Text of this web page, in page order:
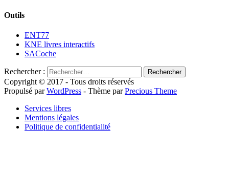
Outils
ENT77
KNE livres interactifs
SACoche
Rechercher :
Copyright © 2017 - Tous droits réservés
Propulsé parWordPress - Thème parPrecious Theme
Services libres
Mentions légales
Politique de confidentialité